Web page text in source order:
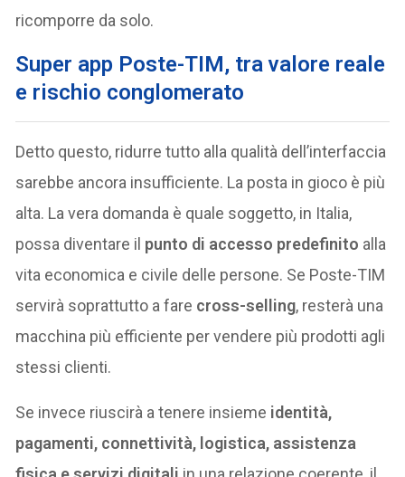
ricomporre da solo.
Super app Poste-TIM, tra valore reale
e rischio conglomerato
Detto questo, ridurre tutto alla qualità dell’interfaccia
sarebbe ancora insufficiente. La posta in gioco è più
alta. La vera domanda è quale soggetto, in Italia,
possa diventare il punto di accesso predefinito alla
vita economica e civile delle persone. Se Poste-TIM
servirà soprattutto a fare cross-selling, resterà una
macchina più efficiente per vendere più prodotti agli
stessi clienti.
Se invece riuscirà a tenere insieme identità,
pagamenti, connettività, logistica, assistenza